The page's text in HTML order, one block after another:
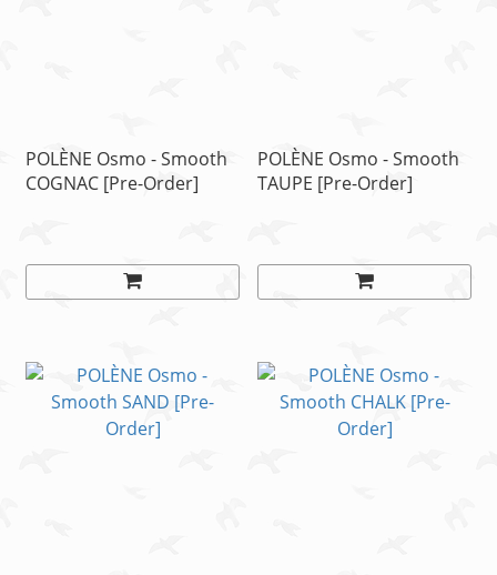
POLÈNE Osmo - Smooth
COGNAC [Pre-Order]
POLÈNE Osmo - Smooth
TAUPE [Pre-Order]